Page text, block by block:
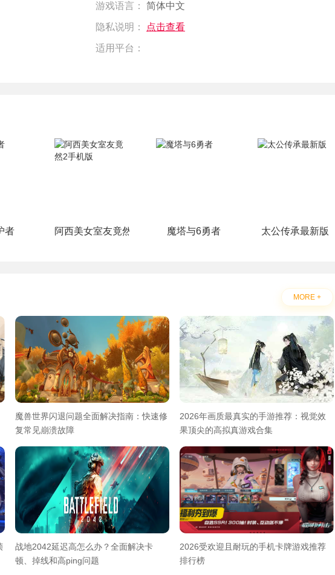
游戏语言： 简体中文
隐私说明： 点击查看
适用平台：
者 阿西美女室友竟然2手机版 魔塔与6勇者 太公传承最新版
MORE +
魔兽世界闪退问题全面解决指南：快速修
复常见崩溃故障
2026年画质最真实的手游推荐：视觉效
果顶尖的高拟真游戏合集
战地2042延迟高怎么办？全面解决卡
顿、掉线和高ping问题
2026受欢迎且耐玩的手机卡牌游戏推荐
排行榜